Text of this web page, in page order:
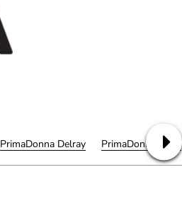
PrimaDonna Delray PrimaDonna Satin